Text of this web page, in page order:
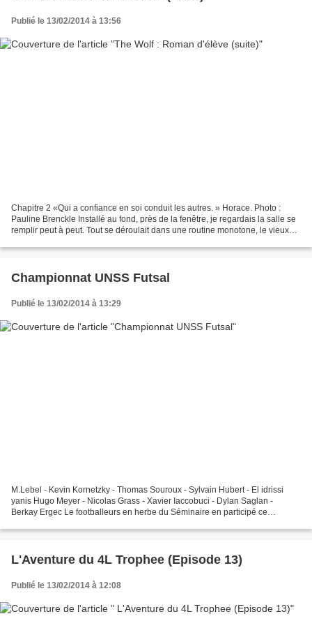
Publié le 13/02/2014 à 13:56
Chapitre 2 «Qui a confiance en soi conduit les autres. » Horace. Photo :
Pauline Brenckle Installé au fond, près de la fenêtre, je regardais la salle se
remplir peut à peut. Tout se déroulait dans une routine monotone, le vieux
Championnat UNSS Futsal
Publié le 13/02/2014 à 13:29
M.Lebel - Kevin Kornetzky - Thomas Souroux - Sylvain Hubert - El idrissi
yanis Hugo Meyer - Nicolas Grass - Xavier Iaccobuci - Dylan Saglan -
Berkay Ergec Le footballeurs en herbe du Séminaire en participé ce
L'Aventure du 4L Trophee (Episode 13)
Publié le 13/02/2014 à 12:08